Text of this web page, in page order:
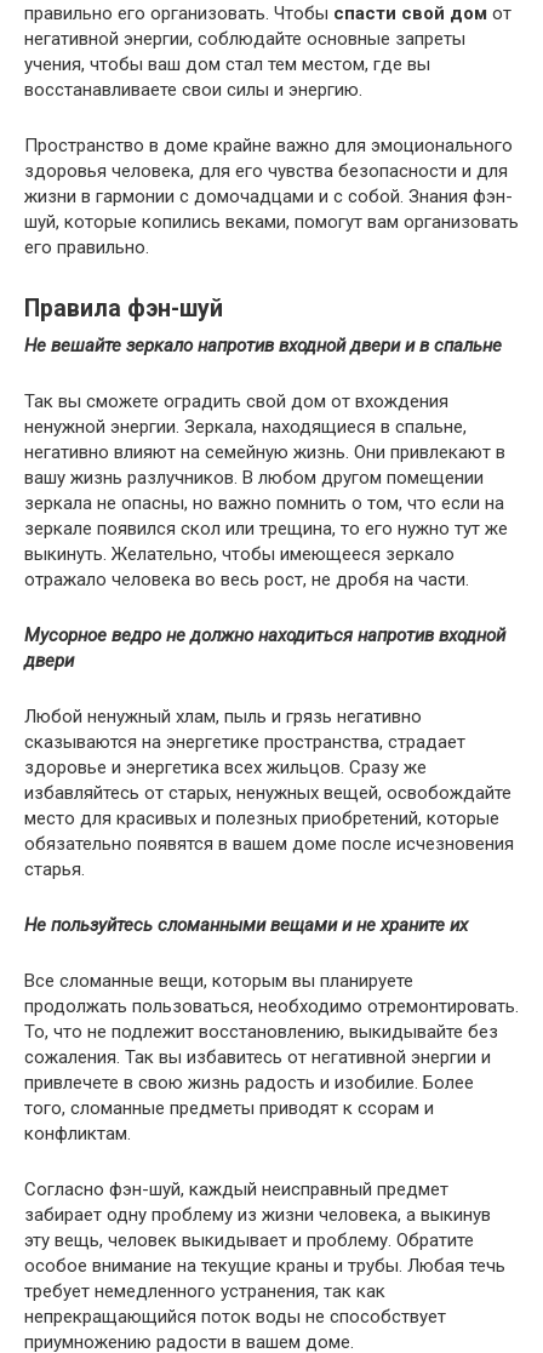
правильно его организовать. Чтобы спасти свой дом от
негативной энергии, соблюдайте основные запреты
учения, чтобы ваш дом стал тем местом, где вы
восстанавливаете свои силы и энергию.
Пространство в доме крайне важно для эмоционального
здоровья человека, для его чувства безопасности и для
жизни в гармонии с домочадцами и с собой. Знания фэн-
шуй, которые копились веками, помогут вам организовать
его правильно.
Правила фэн-шуй
Не вешайте зеркало напротив входной двери и в спальне
Так вы сможете оградить свой дом от вхождения
ненужной энергии. Зеркала, находящиеся в спальне,
негативно влияют на семейную жизнь. Они привлекают в
вашу жизнь разлучников. В любом другом помещении
зеркала не опасны, но важно помнить о том, что если на
зеркале появился скол или трещина, то его нужно тут же
выкинуть. Желательно, чтобы имеющееся зеркало
отражало человека во весь рост, не дробя на части.
Мусорное ведро не должно находиться напротив входной
двери
Любой ненужный хлам, пыль и грязь негативно
сказываются на энергетике пространства, страдает
здоровье и энергетика всех жильцов. Сразу же
избавляйтесь от старых, ненужных вещей, освобождайте
место для красивых и полезных приобретений, которые
обязательно появятся в вашем доме после исчезновения
старья.
Не пользуйтесь сломанными вещами и не храните их
Все сломанные вещи, которым вы планируете
продолжать пользоваться, необходимо отремонтировать.
То, что не подлежит восстановлению, выкидывайте без
сожаления. Так вы избавитесь от негативной энергии и
привлечете в свою жизнь радость и изобилие. Более
того, сломанные предметы приводят к ссорам и
конфликтам.
Согласно фэн-шуй, каждый неисправный предмет
забирает одну проблему из жизни человека, а выкинув
эту вещь, человек выкидывает и проблему. Обратите
особое внимание на текущие краны и трубы. Любая течь
требует немедленного устранения, так как
непрекращающийся поток воды не способствует
приумножению радости в вашем доме.